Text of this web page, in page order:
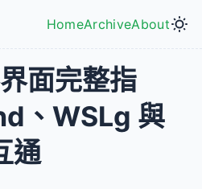
HomeArchiveAbout
面完整指
、WSLg 與
通